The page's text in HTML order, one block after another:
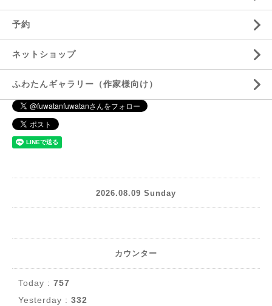
予約
ネットショップ
ふわたんギャラリー（作家様向け）
2026.08.09 Sunday
カウンター
Today : 757
Yesterday : 332